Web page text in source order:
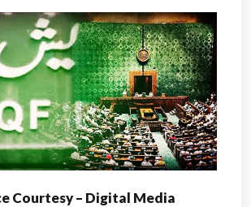
Courtesy – Digital Media